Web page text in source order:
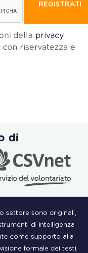
REGISTRATI
della privacy
con riservatezza e
di
settore sono originali,
di intelligenza
come supporto alla
formale dei testi,